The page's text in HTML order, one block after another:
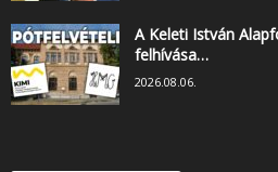
A Keleti István
felhívása…
2026.08.06.